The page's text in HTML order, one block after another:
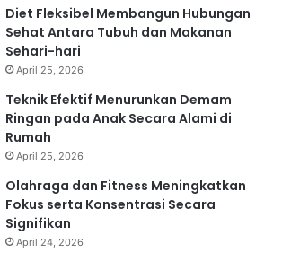
Diet Fleksibel Membangun Hubungan
Sehat Antara Tubuh dan Makanan
Sehari-hari
April 25, 2026
Teknik Efektif Menurunkan Demam
Ringan pada Anak Secara Alami di
Rumah
April 25, 2026
Olahraga dan Fitness Meningkatkan
Fokus serta Konsentrasi Secara
Signifikan
April 24, 2026